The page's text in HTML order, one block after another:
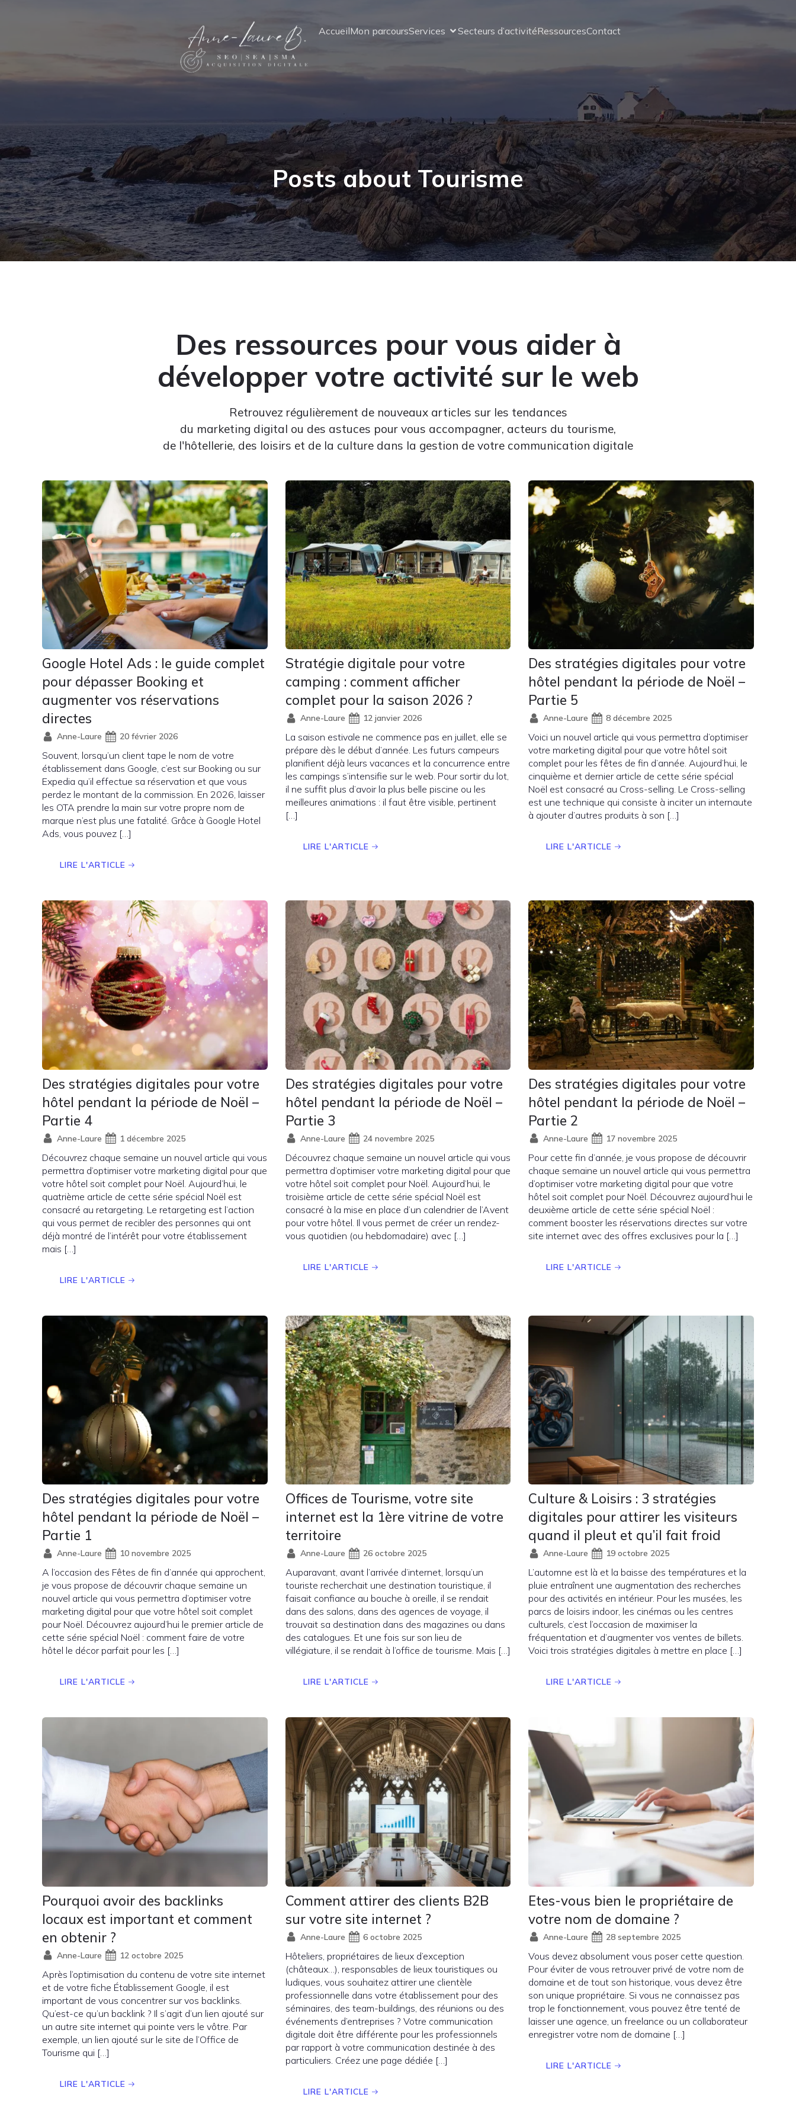
AccueilMon parcoursServices Secteurs d’activitéRessourcesContact
Posts about Tourisme
Des ressources pour vous aider à
développer votre activité sur le web
Retrouvez régulièrement de nouveaux articles sur les tendances
du marketing digital ou des astuces pour vous accompagner, acteurs du tourisme,
de l'hôtellerie, des loisirs et de la culture dans la gestion de votre communication digitale
Google Hotel Ads : le guide complet
pour dépasser Booking et
augmenter vos réservations
directes
Anne-Laure 20 février 2026
Souvent, lorsqu’un client tape le nom de votre
établissement dans Google, c’est sur Booking ou sur
Expedia qu’il effectue sa réservation et que vous
perdez le montant de la commission. En 2026, laisser
les OTA prendre la main sur votre propre nom de
marque n’est plus une fatalité. Grâce à Google Hotel
Ads, vous pouvez […]
LIRE L'ARTICLE
Stratégie digitale pour votre
camping : comment afficher
complet pour la saison 2026 ?
Anne-Laure 12 janvier 2026
La saison estivale ne commence pas en juillet, elle se
prépare dès le début d’année. Les futurs campeurs
planifient déjà leurs vacances et la concurrence entre
les campings s’intensifie sur le web. Pour sortir du lot,
il ne suffit plus d’avoir la plus belle piscine ou les
meilleures animations : il faut être visible, pertinent
[…]
LIRE L'ARTICLE
Des stratégies digitales pour votre
hôtel pendant la période de Noël –
Partie 5
Anne-Laure 8 décembre 2025
Voici un nouvel article qui vous permettra d’optimiser
votre marketing digital pour que votre hôtel soit
complet pour les fêtes de fin d’année. Aujourd’hui, le
cinquième et dernier article de cette série spécial
Noël est consacré au Cross-selling. Le Cross-selling
est une technique qui consiste à inciter un internaute
à ajouter d’autres produits à son […]
LIRE L'ARTICLE
Des stratégies digitales pour votre
hôtel pendant la période de Noël –
Partie 4
Anne-Laure 1 décembre 2025
Découvrez chaque semaine un nouvel article qui vous
permettra d’optimiser votre marketing digital pour que
votre hôtel soit complet pour Noël. Aujourd’hui, le
quatrième article de cette série spécial Noël est
consacré au retargeting. Le retargeting est l’action
qui vous permet de recibler des personnes qui ont
déjà montré de l’intérêt pour votre établissement
mais […]
LIRE L'ARTICLE
Des stratégies digitales pour votre
hôtel pendant la période de Noël –
Partie 3
Anne-Laure 24 novembre 2025
Découvrez chaque semaine un nouvel article qui vous
permettra d’optimiser votre marketing digital pour que
votre hôtel soit complet pour Noël. Aujourd’hui, le
troisième article de cette série spécial Noël est
consacré à la mise en place d’un calendrier de l’Avent
pour votre hôtel. Il vous permet de créer un rendez-
vous quotidien (ou hebdomadaire) avec […]
LIRE L'ARTICLE
Des stratégies digitales pour votre
hôtel pendant la période de Noël –
Partie 2
Anne-Laure 17 novembre 2025
Pour cette fin d’année, je vous propose de découvrir
chaque semaine un nouvel article qui vous permettra
d’optimiser votre marketing digital pour que votre
hôtel soit complet pour Noël. Découvrez aujourd’hui le
deuxième article de cette série spécial Noël :
comment booster les réservations directes sur votre
site internet avec des offres exclusives pour la […]
LIRE L'ARTICLE
Des stratégies digitales pour votre
hôtel pendant la période de Noël –
Partie 1
Anne-Laure 10 novembre 2025
A l’occasion des Fêtes de fin d’année qui approchent,
je vous propose de découvrir chaque semaine un
nouvel article qui vous permettra d’optimiser votre
marketing digital pour que votre hôtel soit complet
pour Noël. Découvrez aujourd’hui le premier article de
cette série spécial Noël : comment faire de votre
hôtel le décor parfait pour les […]
LIRE L'ARTICLE
Offices de Tourisme, votre site
internet est la 1ère vitrine de votre
territoire
Anne-Laure 26 octobre 2025
Auparavant, avant l’arrivée d’internet, lorsqu’un
touriste recherchait une destination touristique, il
faisait confiance au bouche à oreille, il se rendait
dans des salons, dans des agences de voyage, il
trouvait sa destination dans des magazines ou dans
des catalogues. Et une fois sur son lieu de
villégiature, il se rendait à l’office de tourisme. Mais […]
LIRE L'ARTICLE
Culture & Loisirs : 3 stratégies
digitales pour attirer les visiteurs
quand il pleut et qu’il fait froid
Anne-Laure 19 octobre 2025
L’automne est là et la baisse des températures et la
pluie entraînent une augmentation des recherches
pour des activités en intérieur. Pour les musées, les
parcs de loisirs indoor, les cinémas ou les centres
culturels, c’est l’occasion de maximiser la
fréquentation et d’augmenter vos ventes de billets.
Voici trois stratégies digitales à mettre en place […]
LIRE L'ARTICLE
Pourquoi avoir des backlinks
locaux est important et comment
en obtenir ?
Anne-Laure 12 octobre 2025
Après l’optimisation du contenu de votre site internet
et de votre fiche Établissement Google, il est
important de vous concentrer sur vos backlinks.
Qu’est-ce qu’un backlink ? Il s’agit d’un lien ajouté sur
un autre site internet qui pointe vers le vôtre. Par
exemple, un lien ajouté sur le site de l’Office de
Tourisme qui […]
LIRE L'ARTICLE
Comment attirer des clients B2B
sur votre site internet ?
Anne-Laure 6 octobre 2025
Hôteliers, propriétaires de lieux d’exception
(châteaux…), responsables de lieux touristiques ou
ludiques, vous souhaitez attirer une clientèle
professionnelle dans votre établissement pour des
séminaires, des team-buildings, des réunions ou des
événements d’entreprises ? Votre communication
digitale doit être différente pour les professionnels
par rapport à votre communication destinée à des
particuliers. Créez une page dédiée […]
LIRE L'ARTICLE
Etes-vous bien le propriétaire de
votre nom de domaine ?
Anne-Laure 28 septembre 2025
Vous devez absolument vous poser cette question.
Pour éviter de vous retrouver privé de votre nom de
domaine et de tout son historique, vous devez être
son unique propriétaire. Si vous ne connaissez pas
trop le fonctionnement, vous pouvez être tenté de
laisser une agence, un freelance ou un collaborateur
enregistrer votre nom de domaine […]
LIRE L'ARTICLE